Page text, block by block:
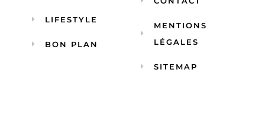
LIFESTYLE
BON PLAN
MENTIONS
LÉGALES
SITEMAP